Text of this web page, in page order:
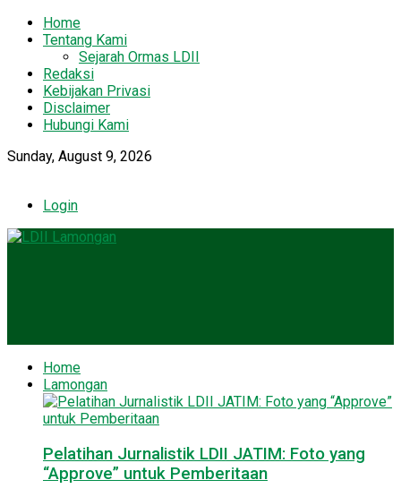
Home
Tentang Kami
Sejarah Ormas LDII
Redaksi
Kebijakan Privasi
Disclaimer
Hubungi Kami
Sunday, August 9, 2026
Login
Home
Lamongan
Pelatihan Jurnalistik LDII JATIM: Foto yang
“Approve” untuk Pemberitaan